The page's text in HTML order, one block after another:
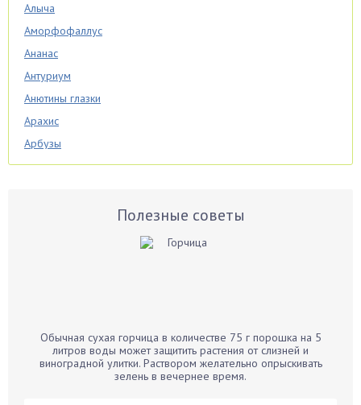
Алыча
Аморфофаллус
Ананас
Антуриум
Анютины глазки
Арахис
Арбузы
Аспарагус
Бархатцы
Бегония
Полезные советы
Обычная сухая горчица в количестве 75 г порошка на 5
литров воды может защитить растения от слизней и
виноградной улитки. Раствором желательно опрыскивать
зелень в вечернее время.